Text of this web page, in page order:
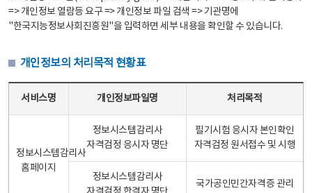
=> 개인정보 열람등 요구 => 개인정보 파일 검색 => 기관명에
"한국지능정보사회진흥원"을 입력하면 세부 내용을 확인할 수 있습니다.
개인정보의 처리목적 현황표
서비스명 개인정보파일명 처리목적
정보시스템감리사
홈페이지
정보시스템감리사
자격검정 응시자 명단
필기시험 응시자 본인확인
자격검정 원서접수 및 시행
정보시스템감리사
국가공인민간자격증 관리